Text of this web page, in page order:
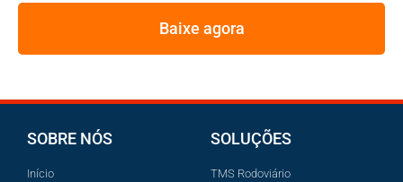
Baixe agora
SOBRE NÓS
Início
SOLUÇÕES
TMS Rodoviário